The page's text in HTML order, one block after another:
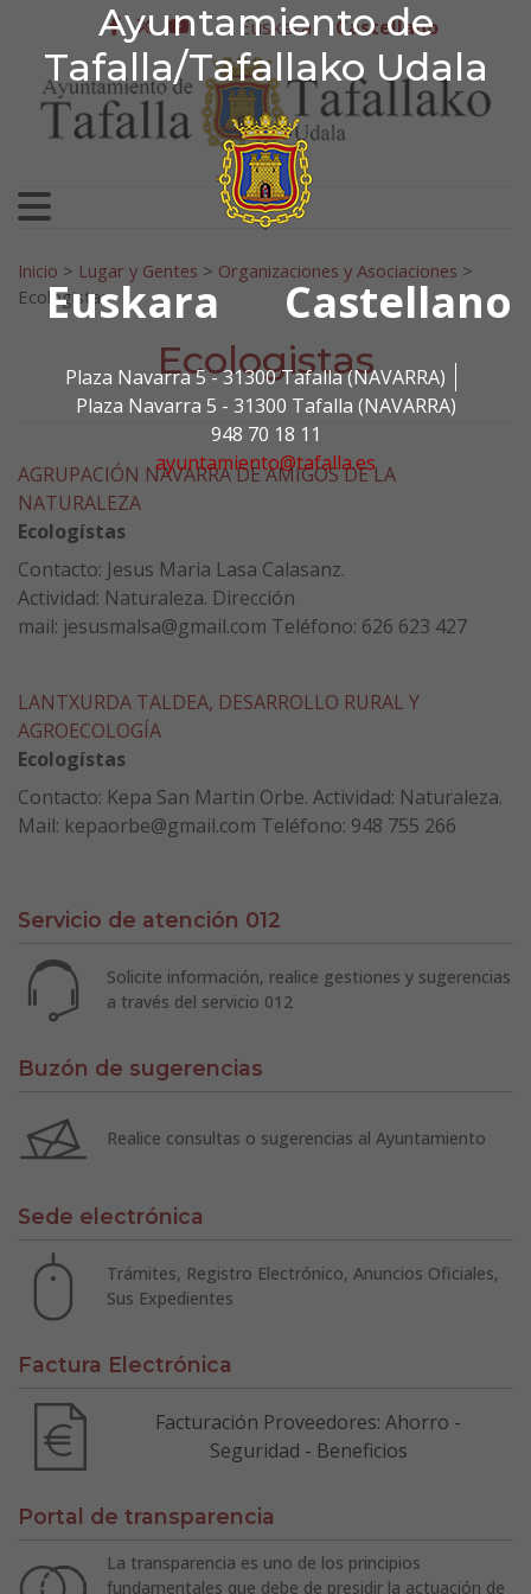
Ayuntamiento de
Tafalla/Tafallako Udala
Euskara Castellano
Plaza Navarra 5 - 31300 Tafalla (NAVARRA)
Plaza Navarra 5 - 31300 Tafalla (NAVARRA)
948 70 18 11
ayuntamiento@tafalla.es
Ir al contenido
Ayuntamiento de
facebook
twitter
youtube
Euskera Castellano
Search for:
Inicio > Lugar y Gentes > Organizaciones y Asociaciones >
Ecologistas
Ecologistas
AGRUPACIÓN NAVARRA DE AMIGOS DE LA
NATURALEZA
Ecologístas
Contacto: Jesus Maria Lasa Calasanz.
Actividad: Naturaleza. Dirección
mail: jesusmalsa@gmail.com Teléfono: 626 623 427
LANTXURDA TALDEA, DESARROLLO RURAL Y
AGROECOLOGÍA
Ecologístas
Contacto: Kepa San Martin Orbe. Actividad: Naturaleza.
Mail: kepaorbe@gmail.com Teléfono: 948 755 266
Servicio de atención 012
Solicite información, realice gestiones y sugerencias
a través del servicio 012
Buzón de sugerencias
Realice consultas o sugerencias al Ayuntamiento
Sede electrónica
Trámites, Registro Electrónico, Anuncios Oficiales,
Sus Expedientes
Factura Electrónica
Facturación Proveedores: Ahorro -
Seguridad - Beneficios
Portal de transparencia
La transparencia es uno de los principios
fundamentales que debe de presidir la actuación de